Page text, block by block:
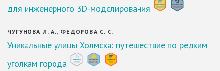
для инженерного 3D-моделирования
ЧУГУНОВА Л. А., ФЕДОРОВА С. С.
Уникальные улицы Холмска: путешествие по редким
уголкам города